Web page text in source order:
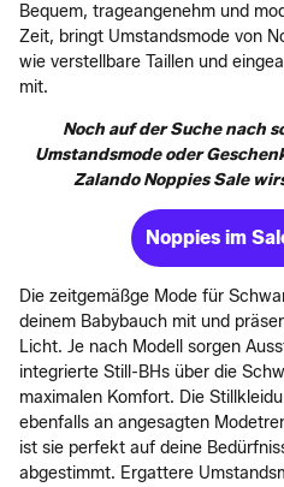
Bequem, trageangenehm und
Zeit, bringt Umstandsmode von
wie verstellbare Taillen und
mit.
Noch auf der Suche nach
Umstandsmode oder
Zalando Noppies Sale
Noppies im
Die zeitgemäßge Mode für
deinem Babybauch mit und
Licht. Je nach Modell sorgen
integrierte Still-BHs über die
maximalen Komfort. Die
ebenfalls an angesagten
ist sie perfekt auf deine
abgestimmt. Ergattere